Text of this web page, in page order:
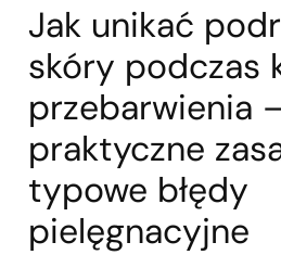
Jak unikać
skóry podczas
przebarwienia
praktyczne
typowe błędy
pielęgnacyjne